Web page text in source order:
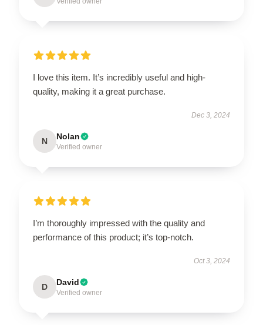
I love this item. It’s incredibly useful and high-
quality, making it a great purchase.
Dec 3, 2024
N Nolan
Verified owner
I’m thoroughly impressed with the quality and
performance of this product; it’s top-notch.
Oct 3, 2024
D David
Verified owner